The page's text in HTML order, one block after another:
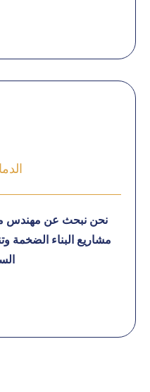
نحن نبحث عن مهندس
مشاريع البناء الضخمة